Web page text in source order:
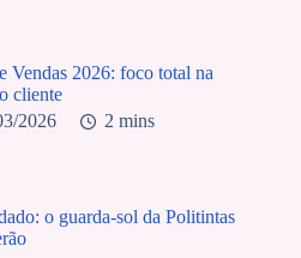
Vendas 2026: foco total na
cliente
2026
2 mins
o guarda-sol da Politintas